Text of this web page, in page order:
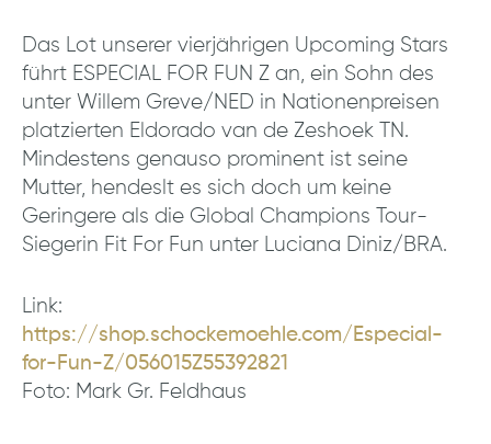
Das Lot unserer vierjährigen Upcoming Stars
führt ESPECIAL FOR FUN Z an, ein Sohn des
unter Willem Greve/NED in Nationenpreisen
platzierten Eldorado van de Zeshoek TN.
Mindestens genauso prominent ist seine
Mutter, hendeslt es sich doch um keine
Geringere als die Global Champions Tour-
Siegerin Fit For Fun unter Luciana Diniz/BRA.
Link:
https://shop.schockemoehle.com/Especial-
for-Fun-Z/056015Z55392821
Foto: Mark Gr. Feldhaus